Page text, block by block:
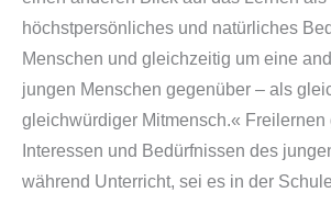
höchstpersönliches und natürliches
Menschen und gleichzeitig um eine
jungen Menschen gegenüber – als
gleichwürdiger Mitmensch.« Freilernen
Interessen und Bedürfnissen des
während Unterricht, sei es in der